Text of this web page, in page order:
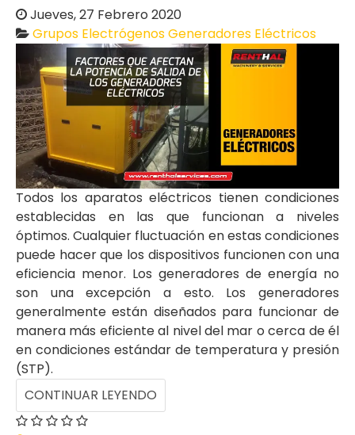
Jueves, 27 Febrero 2020
Grupos ElectrógenosGeneradores Eléctricos
Todos los aparatos eléctricos tienen condiciones
establecidas en las que funcionan a niveles
óptimos. Cualquier fluctuación en estas condiciones
puede hacer que los dispositivos funcionen con una
eficiencia menor. Los generadores de energía no
son una excepción a esto. Los generadores
generalmente están diseñados para funcionar de
manera más eficiente al nivel del mar o cerca de él
en condiciones estándar de temperatura y presión
(STP).
CONTINUAR LEYENDO